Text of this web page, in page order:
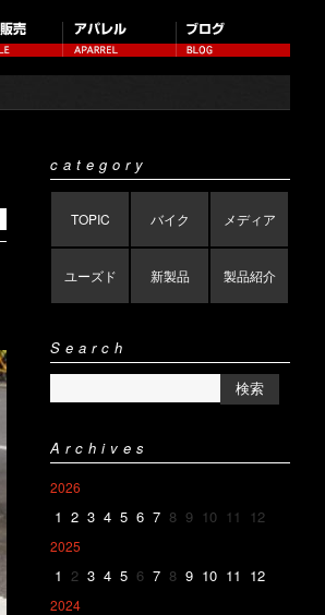
category
TOPIC バイク メディア
ユーズド 新製品 製品紹介
Search
Archives
2026
1 2 3 4 5 6 7 8 9 10 11 12
2025
1 2 3 4 5 6 7 8 9 10 11 12
2024